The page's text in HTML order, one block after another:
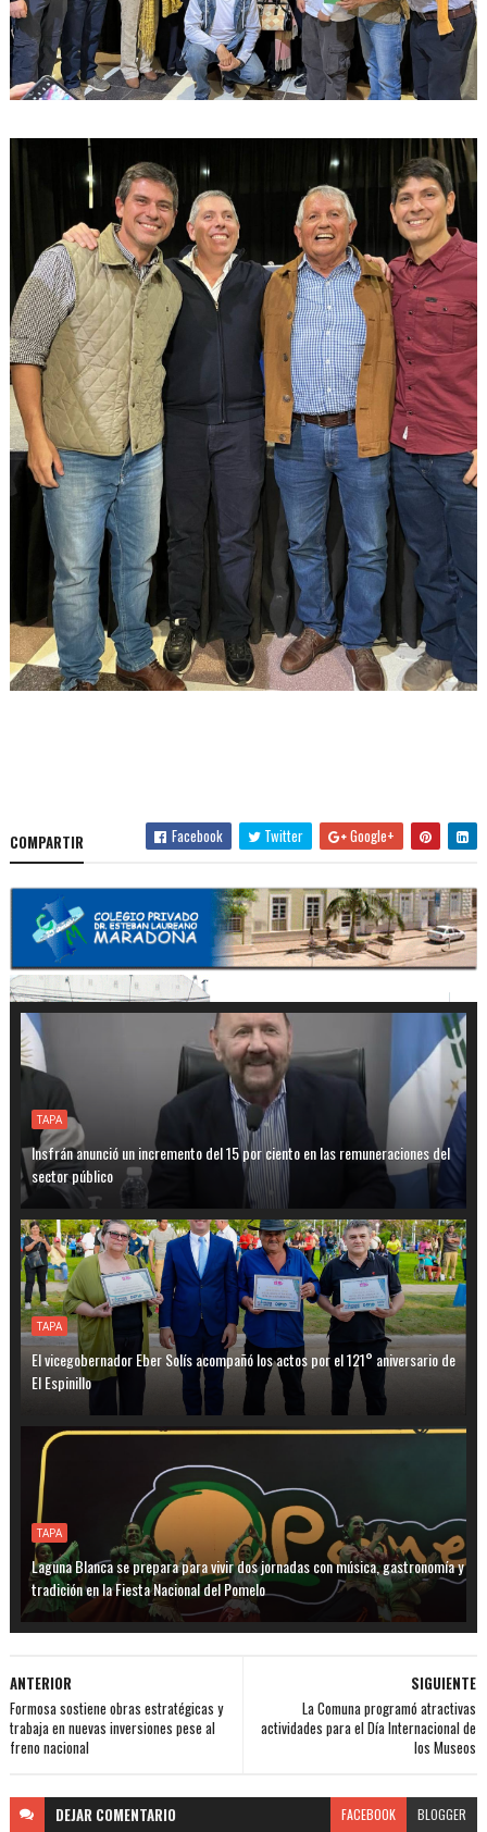
COMPARTIR Facebook Twitter Google+
TAPA
Insfrán anunció un incremento del 15 por ciento en las remuneraciones del
sector público
TAPA
El vicegobernador Eber Solís acompañó los actos por el 121° aniversario de
El Espinillo
TAPA
Laguna Blanca se prepara para vivir dos jornadas con música, gastronomía y
tradición en la Fiesta Nacional del Pomelo
SIGUIENTE
La Comuna programó atractivas
actividades para el Día Internacional de
los Museos
ANTERIOR
Formosa sostiene obras estratégicas y
trabaja en nuevas inversiones pese al
freno nacional
DEJAR COMENTARIO FACEBOOK BLOGGER